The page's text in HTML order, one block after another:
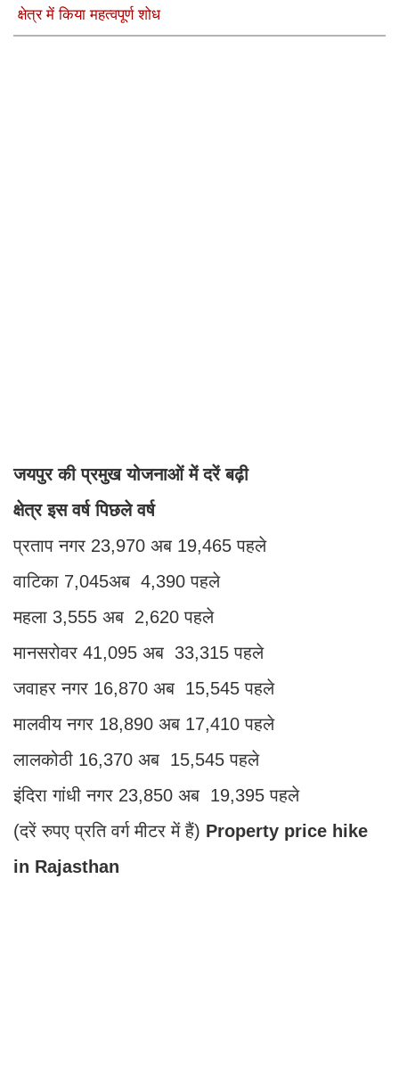
क्षेत्र में किया महत्वपूर्ण शोध
जयपुर की प्रमुख योजनाओं में दरें बढ़ी
क्षेत्र इस वर्ष पिछले वर्ष
प्रताप नगर 23,970 अब 19,465 पहले
वाटिका 7,045अब 4,390 पहले
महला 3,555 अब 2,620 पहले
मानसरोवर 41,095 अब 33,315 पहले
जवाहर नगर 16,870 अब 15,545 पहले
मालवीय नगर 18,890 अब 17,410 पहले
लालकोठी 16,370 अब 15,545 पहले
इंदिरा गांधी नगर 23,850 अब 19,395 पहले
(दरें रुपए प्रति वर्ग मीटर में हैं) Property price hike
in Rajasthan